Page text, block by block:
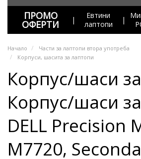
ПРОМО
ОФЕРТИ |
Евтини
лаптопи
|
Начало
Части за лаптопи втора употреба
Корпуси, шасита за лаптопи
Корпус/шаси
Корпус/шаси
DELL Precision
M7720,